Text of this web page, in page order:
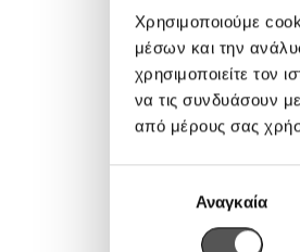
Χρησιμοποιούμε
μέσων και την
χρησιμοποιείτε τον
να τις συνδυάσουν
από μέρους σας
συγκατάθεσηςΑναγκαία